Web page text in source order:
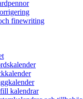
finewriting
kalendrar